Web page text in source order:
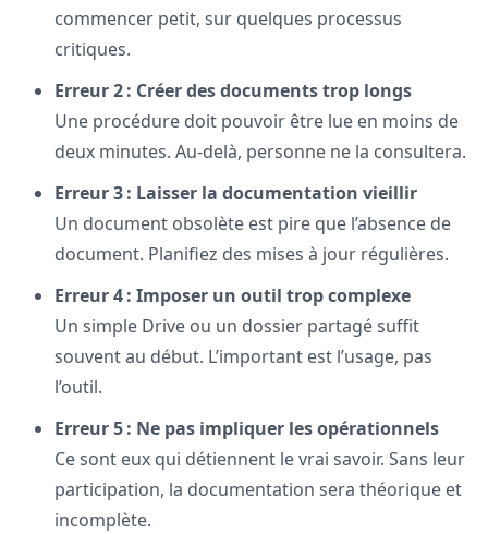
commencer petit, sur quelques processus
critiques.
Erreur 2 : Créer des documents trop longs
Une procédure doit pouvoir être lue en moins de
deux minutes. Au-delà, personne ne la consultera.
Erreur 3 : Laisser la documentation vieillir
Un document obsolète est pire que l’absence de
document. Planifiez des mises à jour régulières.
Erreur 4 : Imposer un outil trop complexe
Un simple Drive ou un dossier partagé suffit
souvent au début. L’important est l’usage, pas
l’outil.
Erreur 5 : Ne pas impliquer les opérationnels
Ce sont eux qui détiennent le vrai savoir. Sans leur
participation, la documentation sera théorique et
incomplète.